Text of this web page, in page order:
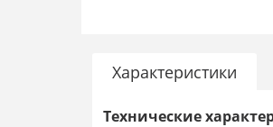
Характеристики
Технические